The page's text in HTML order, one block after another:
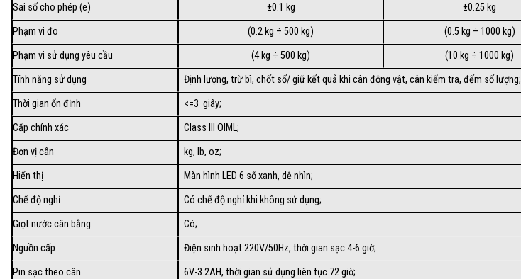
Sai số cho phép (e)
±0.1 kg ±0.25 kg
Phạm vi đo
(0.2 kg ÷ 500 kg) (0.5 kg ÷ 1000 kg)
Phạm vi sử dụng yêu cầu
(4 kg ÷ 500 kg) (10 kg ÷ 1000 kg)
Tính năng sử dụng
Định lượng, trừ bì, chốt số/ giữ kết quả khi cân động vật, cân kiểm tra, đếm số lượng;
Thời gian ổn định
<=3 giây;
Cấp chính xác
Class III OIML;
Đơn vị cân
kg, lb, oz;
Hiển thị
Màn hình LED 6 số xanh, dễ nhìn;
Chế độ nghỉ
Có chế độ nghỉ khi không sử dụng;
Giọt nước cân bằng
Có;
Nguồn cấp
Điện sinh hoạt 220V/50Hz, thời gian sạc 4-6 giờ;
Pin sạc theo cân
6V-3.2AH, thời gian sử dụng liên tục 72 giờ;